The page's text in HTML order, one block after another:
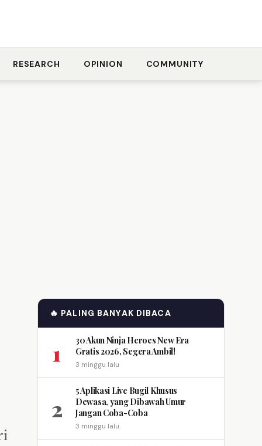
RESEARCH OPINION COMMUNITY
🔥 PALING BANYAK DIBACA
1
30 Akun Ninja Heroes New Era
Gratis 2026, Segera Ambil!
3 minggu lalu
2
5 Aplikasi Live Bugil Khusus
Dewasa, yang Dibawah Umur
Jangan Coba-Coba
3 minggu lalu